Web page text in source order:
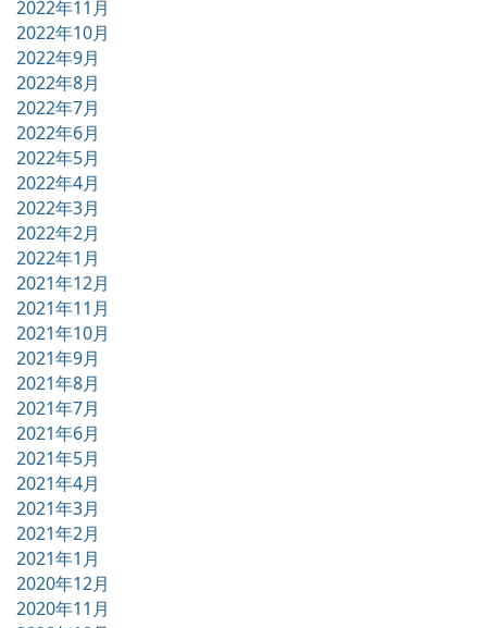
2022年11月
2022年10月
2022年9月
2022年8月
2022年7月
2022年6月
2022年5月
2022年4月
2022年3月
2022年2月
2022年1月
2021年12月
2021年11月
2021年10月
2021年9月
2021年8月
2021年7月
2021年6月
2021年5月
2021年4月
2021年3月
2021年2月
2021年1月
2020年12月
2020年11月